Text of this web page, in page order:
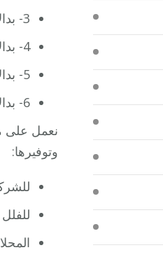
3- بدالات تايواني.
4- بدالات إندونيسية.
5- بدالات تركية.
6- بدالات هندية.
وتوفيرها: